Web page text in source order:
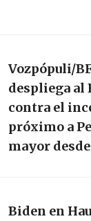
Vozpópuli/
despliega al
contra el
próximo a
mayor desde
Biden en